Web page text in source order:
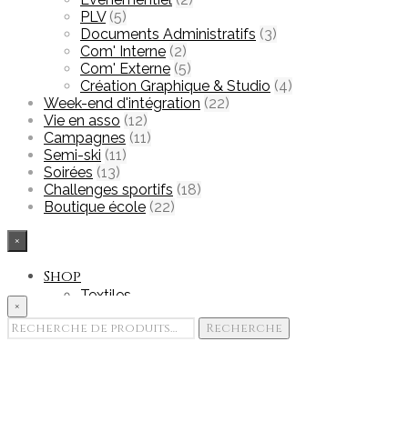
PLV (5)
Documents Administratifs (3)
Com' Interne (2)
Com' Externe (5)
Création Graphique & Studio (4)
Week-end d'intégration (22)
Vie en asso (12)
Campagnes (11)
Semi-ski (11)
Soirées (13)
Challenges sportifs (18)
Boutique école (22)
×
Shop
Textiles
Goodies
×
Recherche
Recherche